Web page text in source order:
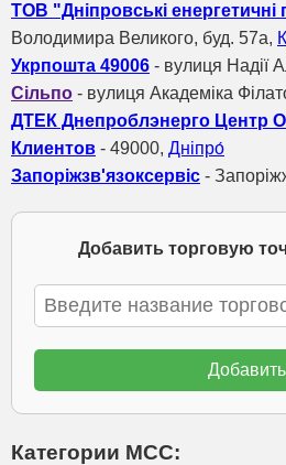
ТОВ "Дніпровські енергетичні
Володимира Великого, буд. 57а,
Укрпошта 49006 - вулиця Надії
Сільпо - вулиця Академіка
ДТЕК Днепроблэнерго Центр
Клиентов - 49000, Дніпро́
Запоріжзв'язоксервіс -
Добавить торговую
Категории МСС: